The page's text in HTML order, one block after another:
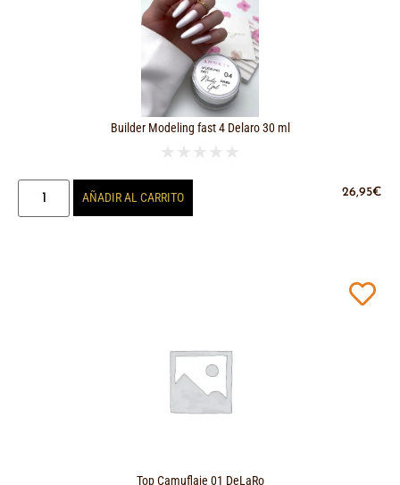
Builder Modeling fast 4 Delaro 30 ml
★ ★ ★ ★ ★
26,95€
AÑADIR AL CARRITO
Top Camuflaje 01 DeLaRo